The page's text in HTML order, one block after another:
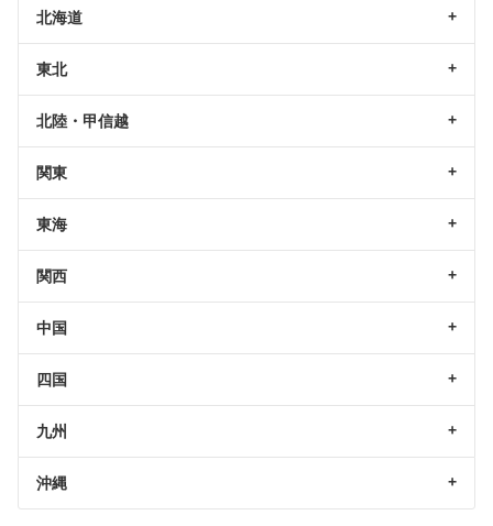
北海道
東北
北陸・甲信越
関東
東海
関西
中国
四国
九州
沖縄